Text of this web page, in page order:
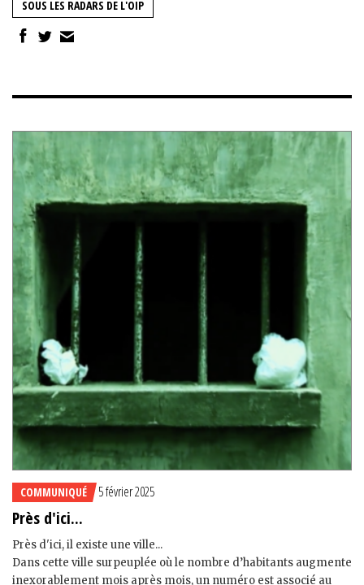
SOUS LES RADARS DE L'OIP
COMMUNIQUÉ 5 février 2025
Près d'ici...
Près d'ici, il existe une ville...
Dans cette ville surpeuplée où le nombre d’habitants augmente
inexorablement mois après mois, un numéro est associé au